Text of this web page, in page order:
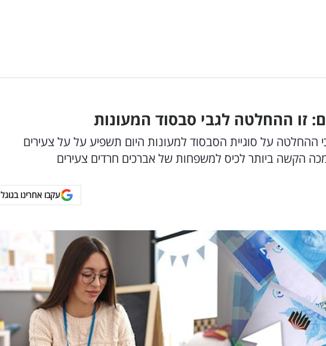
זו ההחלטה לגבי סבסוד המעונות
ההחלטה על סוגיית הסבסוד למעונות היום תשפיע על על צעירים
עקבו אחרינו בגוגל